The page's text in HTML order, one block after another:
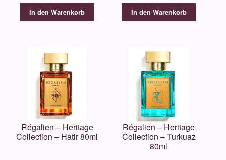
Maison Crivelli
Masaki Matsushïma
MIND GAMES
Montale
In den Warenkorb In den Warenkorb
Régalien – Heritage
Collection – Hatir 80ml
Régalien – Heritage
Collection – Turkuaz
80ml